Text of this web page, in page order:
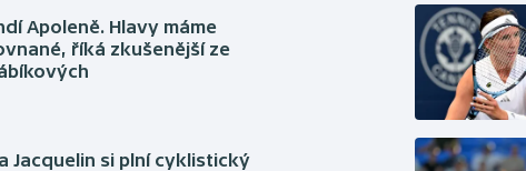
Apoleně. Hlavy máme
říká zkušenější ze
Jacquelin si plní cyklistický